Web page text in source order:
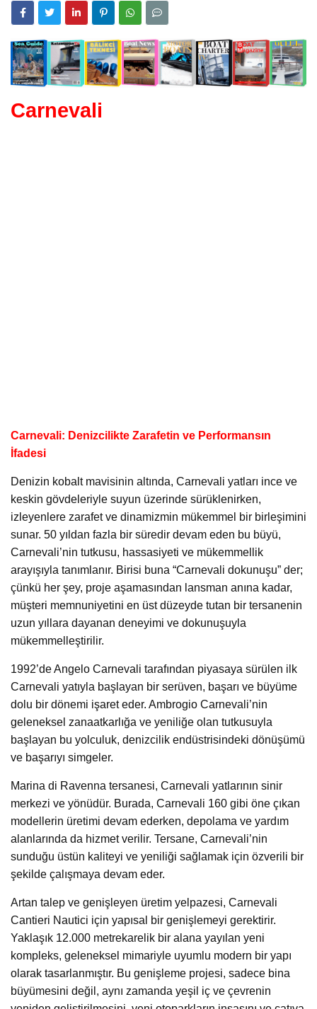
Carnevali
Carnevali: Denizcilikte Zarafetin ve Performansın
İfadesi
Denizin kobalt mavisinin altında, Carnevali yatları ince ve
keskin gövdeleriyle suyun üzerinde sürüklenirken,
izleyenlere zarafet ve dinamizmin mükemmel bir birleşimini
sunar. 50 yıldan fazla bir süredir devam eden bu büyü,
Carnevali’nin tutkusu, hassasiyeti ve mükemmellik
arayışıyla tanımlanır. Birisi buna “Carnevali dokunuşu” der;
çünkü her şey, proje aşamasından lansman anına kadar,
müşteri memnuniyetini en üst düzeyde tutan bir tersanenin
uzun yıllara dayanan deneyimi ve dokunuşuyla
mükemmelleştirilir.
1992’de Angelo Carnevali tarafından piyasaya sürülen ilk
Carnevali yatıyla başlayan bir serüven, başarı ve büyüme
dolu bir dönemi işaret eder. Ambrogio Carnevali’nin
geleneksel zanaatkarlığa ve yeniliğe olan tutkusuyla
başlayan bu yolculuk, denizcilik endüstrisindeki dönüşümü
ve başarıyı simgeler.
Marina di Ravenna tersanesi, Carnevali yatlarının sinir
merkezi ve yönüdür. Burada, Carnevali 160 gibi öne çıkan
modellerin üretimi devam ederken, depolama ve yardım
alanlarında da hizmet verilir. Tersane, Carnevali’nin
sunduğu üstün kaliteyi ve yeniliği sağlamak için özverili bir
şekilde çalışmaya devam eder.
Artan talep ve genişleyen üretim yelpazesi, Carnevali
Cantieri Nautici için yapısal bir genişlemeyi gerektirir.
Yaklaşık 12.000 metrekarelik bir alana yayılan yeni
kompleks, geleneksel mimariyle uyumlu modern bir yapı
olarak tasarlanmıştır. Bu genişleme projesi, sadece bina
büyümesini değil, aynı zamanda yeşil iç ve çevrenin